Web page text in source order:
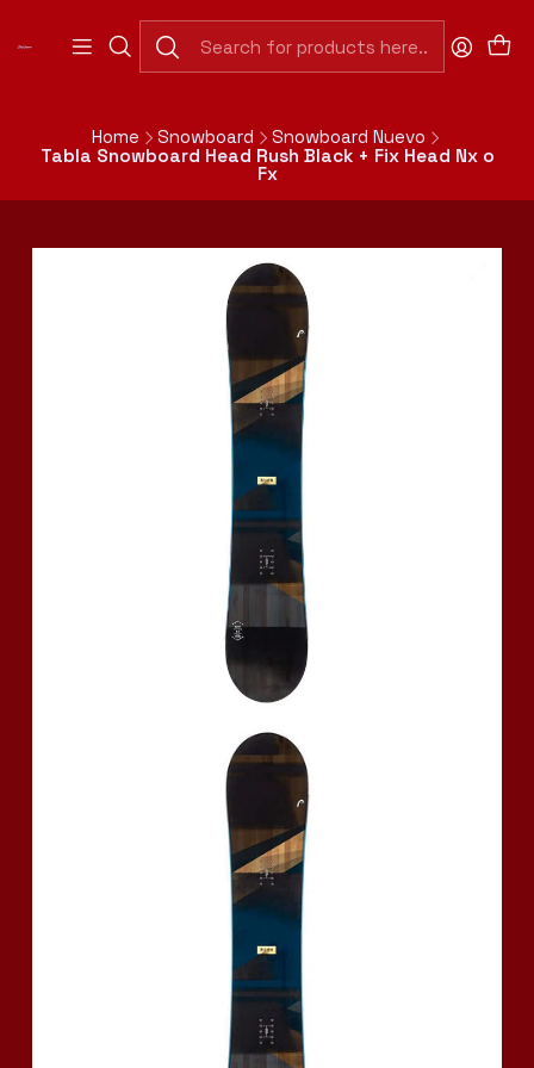
Abierto Domingo a Jueves de 7:30 a 20:00 hrs
(Cerrado 13:00 a 15:30hrs).
Abierto Viernes y Sábado de 7:30 a 20:00 hrs. Horario
Home Snowboard
Snowboard Nuevo
Tabla Snowboard Head Rush Black + Fix Head Nx o
Fx